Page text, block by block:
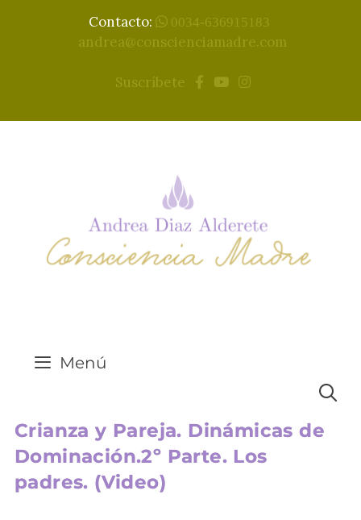
Contacto: 0034-636915183
andrea@conscienciamadre.com
Suscríbete
Menú
Crianza y Pareja. Dinámicas de
Dominación.2º Parte. Los
padres. (Video)